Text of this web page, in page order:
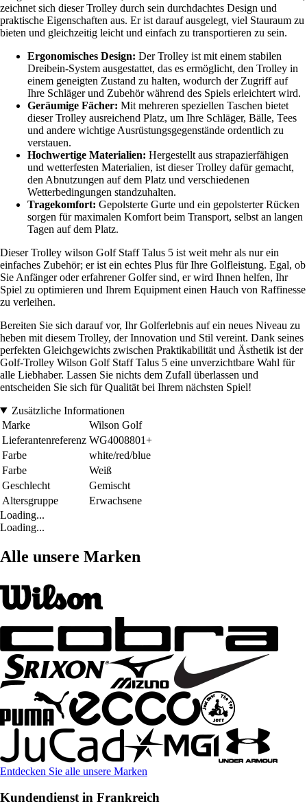
zeichnet sich dieser Trolley durch sein durchdachtes Design und
praktische Eigenschaften aus. Er ist darauf ausgelegt, viel Stauraum zu
bieten und gleichzeitig leicht und einfach zu transportieren zu sein.
Ergonomisches Design: Der Trolley ist mit einem stabilen
Dreibein-System ausgestattet, das es ermöglicht, den Trolley in
einem geneigten Zustand zu halten, wodurch der Zugriff auf
Ihre Schläger und Zubehör während des Spiels erleichtert wird.
Geräumige Fächer: Mit mehreren speziellen Taschen bietet
dieser Trolley ausreichend Platz, um Ihre Schläger, Bälle, Tees
und andere wichtige Ausrüstungsgegenstände ordentlich zu
verstauen.
Hochwertige Materialien: Hergestellt aus strapazierfähigen
und wetterfesten Materialien, ist dieser Trolley dafür gemacht,
den Abnutzungen auf dem Platz und verschiedenen
Wetterbedingungen standzuhalten.
Tragekomfort: Gepolsterte Gurte und ein gepolsterter Rücken
sorgen für maximalen Komfort beim Transport, selbst an langen
Tagen auf dem Platz.
Dieser Trolley wilson Golf Staff Talus 5 ist weit mehr als nur ein
einfaches Zubehör; er ist ein echtes Plus für Ihre Golfleistung. Egal, ob
Sie Anfänger oder erfahrener Golfer sind, er wird Ihnen helfen, Ihr
Spiel zu optimieren und Ihrem Equipment einen Hauch von Raffinesse
zu verleihen.
Bereiten Sie sich darauf vor, Ihr Golferlebnis auf ein neues Niveau zu
heben mit diesem Trolley, der Innovation und Stil vereint. Dank seines
perfekten Gleichgewichts zwischen Praktikabilität und Ästhetik ist der
Golf-Trolley Wilson Golf Staff Talus 5 eine unverzichtbare Wahl für
alle Liebhaber. Lassen Sie nichts dem Zufall überlassen und
entscheiden Sie sich für Qualität bei Ihrem nächsten Spiel!
Zusätzliche Informationen
Marke
Wilson Golf
Lieferantenreferenz WG4008801+
Farbe
white/red/blue
Farbe
Weiß
Geschlecht
Gemischt
Altersgruppe
Erwachsene
Loading...
Loading...
Alle unsere Marken
Entdecken Sie alle unsere Marken
Kundendienst in Frankreich